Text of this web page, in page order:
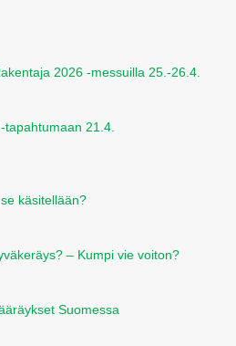
2026 -messuilla 25.-26.4.
tapahtumaan 21.4.
käsitellään?
– Kumpi vie voiton?
Suomessa